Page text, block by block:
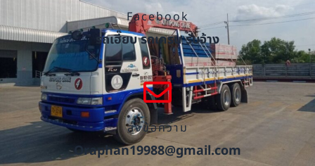
Facebook
รถเฮี๊ยบ รถเครน รับจ้าง
ส่งข้อความ
Oraphan19988@gmail.com